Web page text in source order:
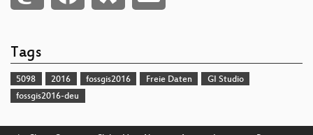
Tags
5098 2016 fossgis2016 Freie Daten
GI Studio
fossgis2016-deu